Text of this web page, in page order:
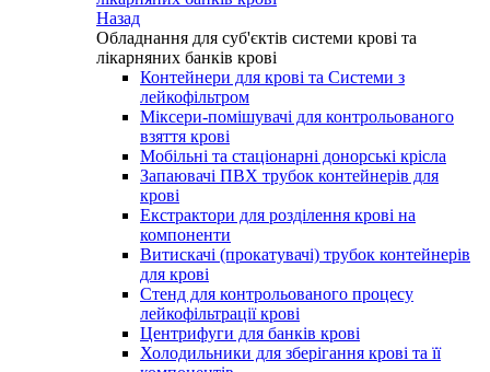
Назад
Обладнання для суб'єктів системи крові та
лікарняних банків крові
Контейнери для крові та Системи з
лейкофільтром
Міксери-помішувачі для контрольованого
взяття крові
Мобільні та стаціонарні донорські крісла
Запаювачі ПВХ трубок контейнерів для
крові
Екстрактори для розділення крові на
компоненти
Витискачі (прокатувачі) трубок контейнерів
для крові
Стенд для контрольованого процесу
лейкофільтрації крові
Центрифуги для банків крові
Холодильники для зберігання крові та її